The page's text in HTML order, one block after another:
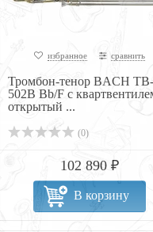
избранное сравнить
Тромбон-тенор BACH TB-
502B Bb/F с
открытый ...
(0)
102 890 ₽
В корзину